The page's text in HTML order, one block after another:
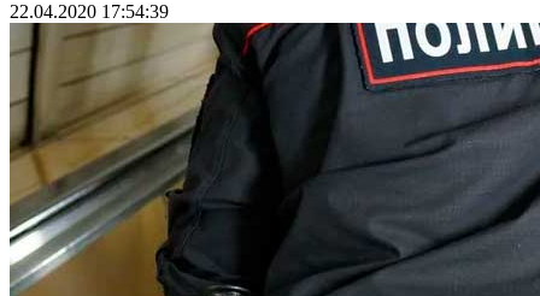
22.04.2020 17:54:39